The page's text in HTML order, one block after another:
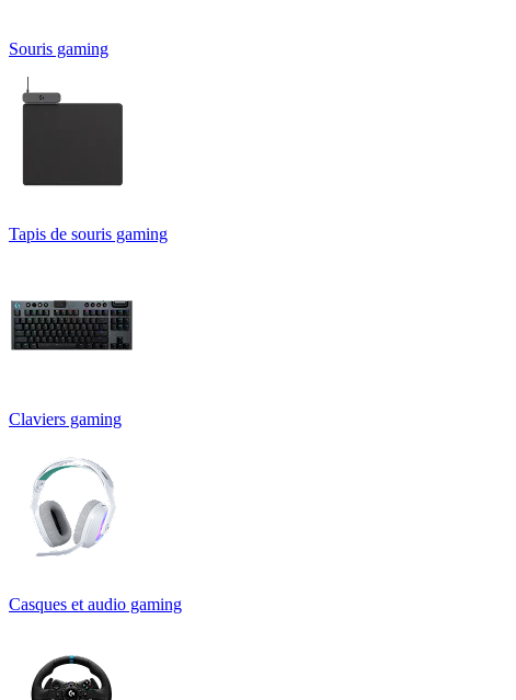
Souris gaming
Tapis de souris gaming
Claviers gaming
Casques et audio gaming